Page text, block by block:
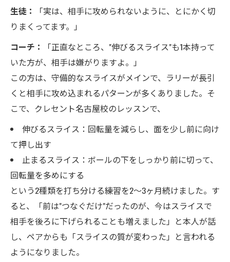
生徒：
「実は、相手に攻められないように、とにかく切
りまくってます。」
コーチ：
「正直なところ、"伸びるスライス"も1本持って
いた方が、相手は嫌がりますよ。」
この方は、守備的なスライスがメインで、ラリーが長引
くと相手に攻め込まれるパターンが多くありました。そ
こで、クレセント名古屋校のレッスンで、
伸びるスライス：回転量を減らし、面を少し前に向け
て押し出す
止まるスライス：ボールの下をしっかり前に切って、
回転量を多めにする
という2種類を打ち分ける練習を2〜3ヶ月続けました。す
ると、「前は"つなぐだけ"だったのが、今はスライスで
相手を後ろに下げられることも増えました」と本人が話
し、ペアからも「スライスの質が変わった」と言われる
ようになりました。